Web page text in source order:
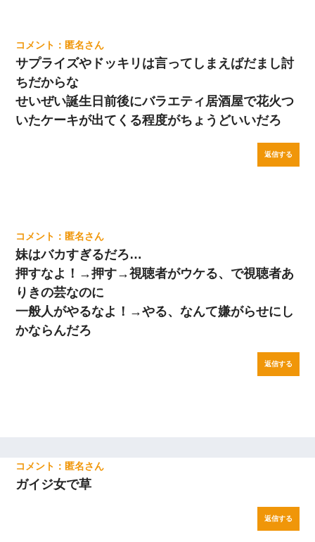
匿名
サプライズやドッキリは言ってしまえばだまし討
ちだからな
せいぜい誕生日前後にバラエティ居酒屋で花火つ
いたケーキが出てくる程度がちょうどいいだろ
返信する
匿名
妹はバカすぎるだろ…
押すなよ！→押す→視聴者がウケる、で視聴者あ
りきの芸なのに
一般人がやるなよ！→やる、なんて嫌がらせにし
かならんだろ
返信する
匿名
ガイジ女で草
返信する